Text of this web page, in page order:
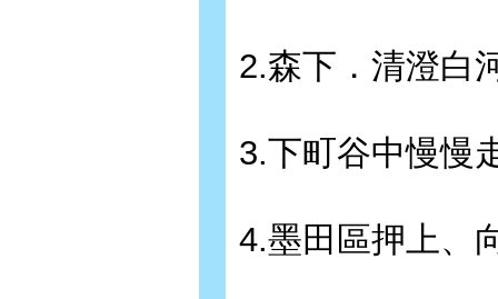
2.森下．清澄白
3.下町谷中慢慢
4.墨田區押上、